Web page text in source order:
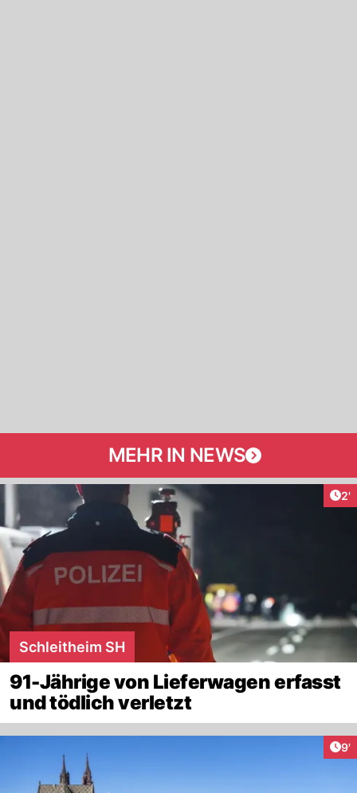
MEHR IN NEWS
2'
Schleitheim SH
91-Jährige von Lieferwagen erfasst
und tödlich verletzt
9'